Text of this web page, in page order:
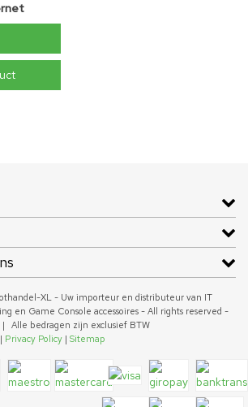
XL - Uw importeur en distributeur van IT
en Game Console accessoires - All rights reserved -
|
Alle bedragen zijn exclusief BTW
| Privacy Policy | Sitemap